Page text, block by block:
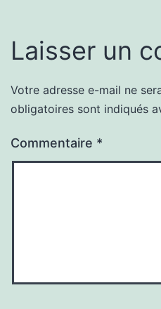
Laisser un
Votre adresse e-mail ne
obligatoires sont indiqués
Commentaire *